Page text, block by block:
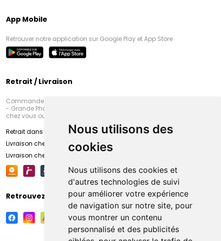
Nous utilisons des
cookies
Nous utilisons des cookies et
d'autres technologies de suivi
pour améliorer votre expérience
de navigation sur notre site, pour
vous montrer un contenu
personnalisé et des publicités
App Mobile
Retrouver notre application sur Google Play et App Store
Retrait / Livraison
Commandez en ligne et venez chercher votre commande à Amiens
- Grande Pharmacie d’Amiens (Fachon) ou recevez-là rapidement
chez vous ou en point retrait
Retrait dans la pharmacie d’Amiens
Livraison chez vous
Livraison chez votre commerçant
Retrouvez-nous sur vos réseaux sociaux